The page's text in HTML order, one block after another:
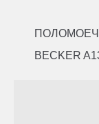
Для
BECKER